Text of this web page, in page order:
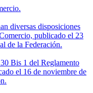
diversas disposiciones
publicado el 23
de la Federación.
Bis 1 del Reglamento
el 16 de noviembre de